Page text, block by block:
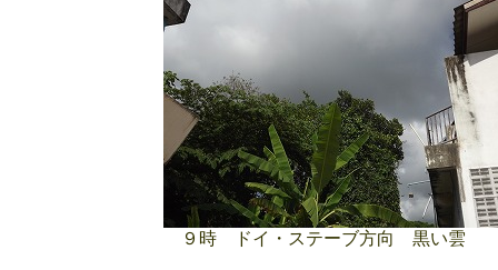
９時 ドイ・ステーブ方向 黒い雲